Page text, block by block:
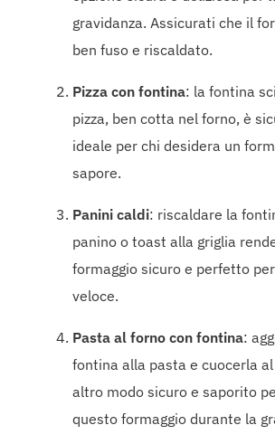
gravidanza. Assicurati che il
ben fuso e riscaldato.
Pizza con fontina: la fontina
pizza, ben cotta nel forno, è
ideale per chi desidera un
sapore.
Panini caldi: riscaldare la
panino o toast alla griglia
formaggio sicuro e perfetto
veloce.
Pasta al forno con fontina:
fontina alla pasta e cuocerla
altro modo sicuro e saporito
questo formaggio durante la